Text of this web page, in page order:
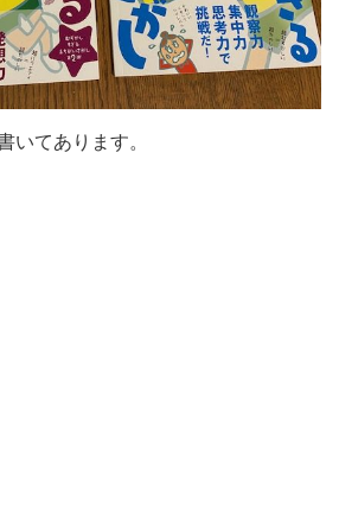
いてあります。